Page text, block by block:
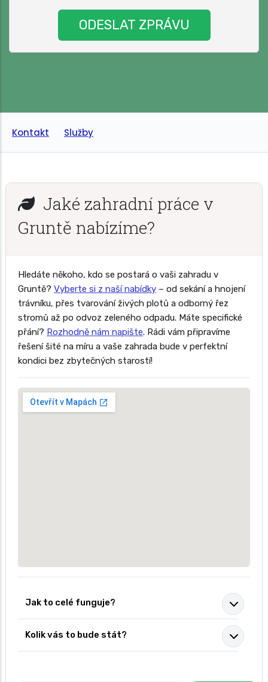
Kontakt Služby
Jaké zahradní práce v
Gruntě nabízíme?
Hledáte někoho, kdo se postará o vaši zahradu v
Gruntě? Vyberte si z naší nabídky – od sekání a hnojení
trávníku, přes tvarování živých plotů a odborný řez
stromů až po odvoz zeleného odpadu. Máte specifické
přání? Rozhodně nám napište. Rádi vám připravíme
řešení šité na míru a vaše zahrada bude v perfektní
kondici bez zbytečných starostí!
Jak to celé funguje?
Kolik vás to bude stát?